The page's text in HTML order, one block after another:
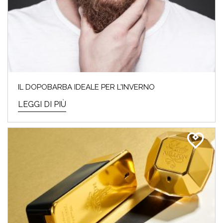
SALDI INVERNALI 2024:
ECCO I TOP 10 PRODOTTI DA
ACQUISTARE
Beauty Addicted non vedevamo l’ora! Perché
LEGGI DI PIÙ
IL DOPOBARBA IDEALE PER L'INVERNO
LEGGI DI PIÙ